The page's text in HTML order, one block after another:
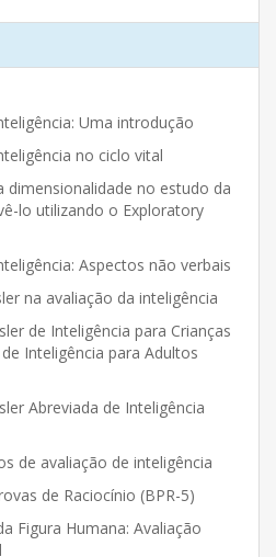
Uma introdução
no ciclo vital
dimensionalidade no estudo da
lo utilizando o Exploratory
Aspectos não verbais
na avaliação da inteligência
de Inteligência para Crianças
Inteligência para Adultos
Abreviada de Inteligência
de avaliação de inteligência
de Raciocínio (BPR-5)
Figura Humana: Avaliação